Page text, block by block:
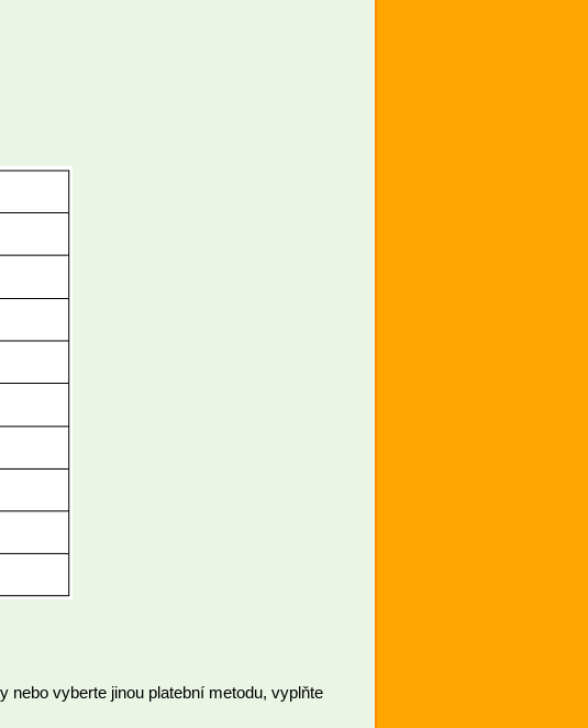
nebo vyberte jinou platební metodu, vyplňte